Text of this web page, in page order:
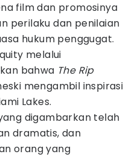
film dan promosinya
perilaku dan penilaian
hukum penggugat.
melalui
bahwa The Rip
mengambil inspirasi
Lakes.
digambarkan telah
dramatis, dan
orang yang